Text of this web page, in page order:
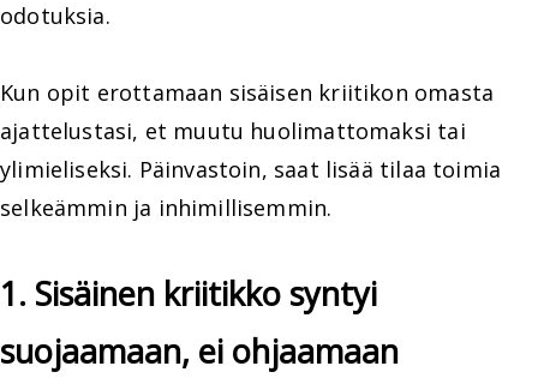
odotuksia.
Kun opit erottamaan sisäisen kriitikon omasta
ajattelustasi, et muutu huolimattomaksi tai
ylimieliseksi. Päinvastoin, saat lisää tilaa toimia
selkeämmin ja inhimillisemmin.
1. Sisäinen kriitikko syntyi
suojaamaan, ei ohjaamaan